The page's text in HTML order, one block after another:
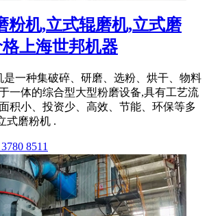
粉机,立式辊磨机,立式磨
上海世邦机器
一种集破碎、研磨、选粉、烘干、物料
一体的综合型大型粉磨设备,具有工艺流
积小、投资少、高效、节能、环保等多
式磨粉机 .
8511